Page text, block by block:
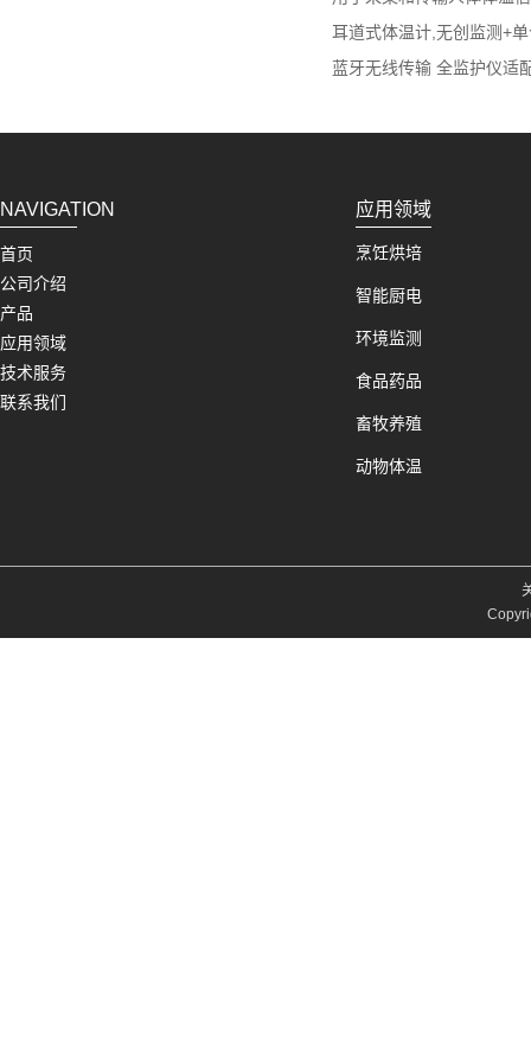
耳道式体温计,无创监测+
蓝牙无线传输 全监护仪适
NAVIGATION
首页
公司介绍
产品
应用领域
技术服务
联系我们
应用领域
烹饪烘培
智能厨电
环境监测
食品药品
畜牧养殖
动物体温